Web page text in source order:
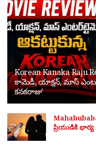
Korean Kanaka Raju
కామెడీ, యాక్షన్, మాస్
కనకరాజు’
ప్రియుడికి